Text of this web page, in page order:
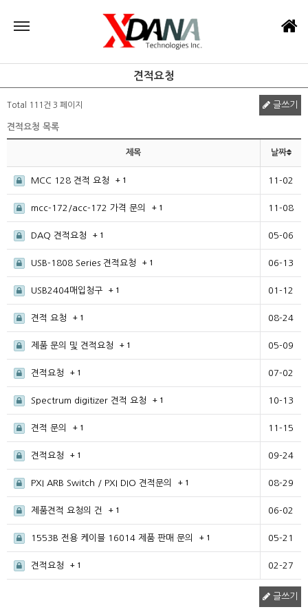
견적요청
Total 111건 3 페이지 글쓰기
견적요청 목록
제목 날짜
MCC 128 견적 요청 + 1 11-02
mcc-172/acc-172 가격 문의 + 1 11-08
DAQ 견적요청 + 1 05-06
USB-1808 Series 견적요청 + 1 06-13
USB2404매입청구 + 1 01-12
견적 요청 + 1 08-24
제품 문의 및 견적요청 + 1 05-09
견적요청 + 1 07-02
Spectrum digitizer 견적 요청 + 1 10-13
견적 문의 + 1 11-15
견적요청 + 1 09-24
PXI ARB Switch / PXI DIO 견적문의 + 1 08-29
제품견적 요청의 건 + 1 06-02
1553B 전용 케이블 16014 제품 판매 문의 + 1 05-21
견적요청 + 1 02-27
글쓰기